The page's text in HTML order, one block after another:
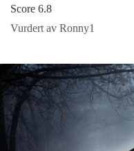
Score 6.8
Vurdert av Ronny1